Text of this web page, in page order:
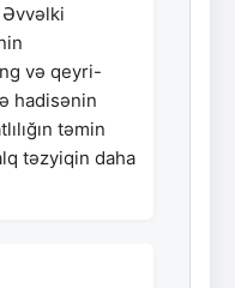
Əvvəlki
və qeyri-
hadisənin
təmin
təzyiqin daha